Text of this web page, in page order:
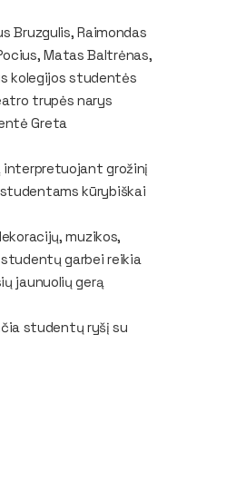
Raimondas
Matas Baltrėnas,
kolegijos studentės
trupės narys
Greta
grožinį
kūrybiškai
muzikos,
garbei reikia
jaunuolių gerą
studentų ryšį su